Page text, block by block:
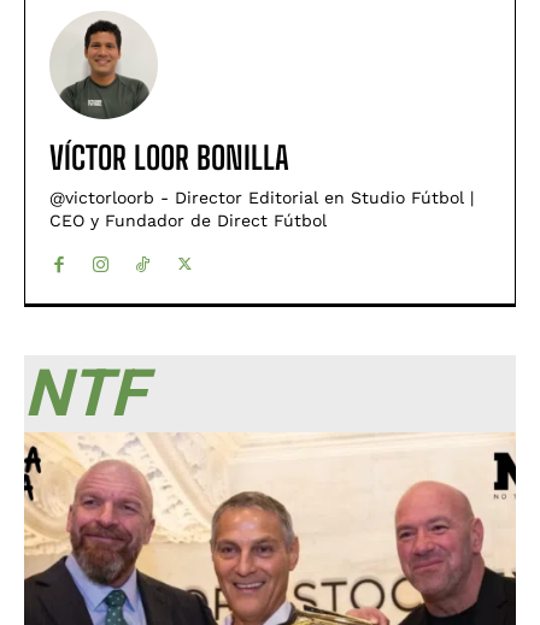
VÍCTOR LOOR BONILLA
@victorloorb - Director Editorial en Studio Fútbol |
CEO y Fundador de Direct Fútbol
NTF